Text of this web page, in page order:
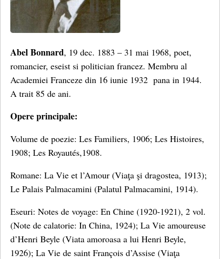
Abel Bonnard, 19 dec. 1883 – 31 mai 1968, poet,
romancier, eseist si politician francez. Membru al
Academiei Franceze din 16 iunie 1932 pana in 1944.
A trait 85 de ani.
Opere principale:
Volume de poezie: Les Familiers, 1906; Les Histoires,
1908; Les Royautés,1908.
Romane: La Vie et l’Amour (Viaţa şi dragostea, 1913);
Le Palais Palmacamini (Palatul Palmacamini, 1914).
Eseuri: Notes de voyage: En Chine (1920-1921), 2 vol.
(Note de calatorie: In China, 1924); La Vie amoureuse
d’Henri Beyle (Viata amoroasa a lui Henri Beyle,
1926); La Vie de saint François d’Assise (Viaţa